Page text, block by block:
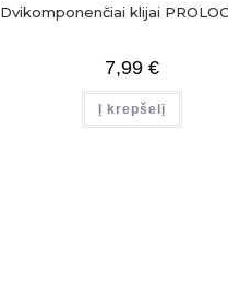
Dvikomponenčiai klijai
7,99 €
Į krepšelį